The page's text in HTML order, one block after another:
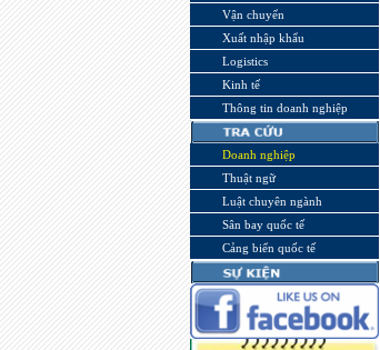
Vận chuyển
Xuất nhập khẩu
Logistics
Kinh tế
Thông tin doanh nghiệp
Doanh nghiệp
Thuật ngữ
Luật chuyên ngành
Sân bay quốc tế
Cảng biển quốc tế